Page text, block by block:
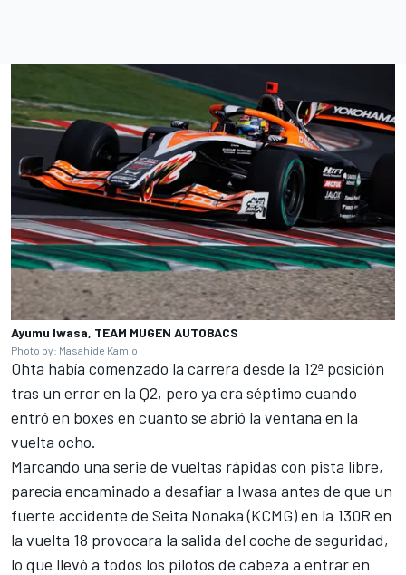
Ayumu Iwasa, TEAM MUGEN AUTOBACS
Photo by: Masahide Kamio
Ohta había comenzado la carrera desde la 12ª posición
tras un error en la Q2, pero ya era séptimo cuando
entró en boxes en cuanto se abrió la ventana en la
vuelta ocho.
Marcando una serie de vueltas rápidas con pista libre,
parecía encaminado a desafiar a Iwasa antes de que un
fuerte accidente de Seita Nonaka (KCMG) en la 130R en
la vuelta 18 provocara la salida del coche de seguridad,
lo que llevó a todos los pilotos de cabeza a entrar en